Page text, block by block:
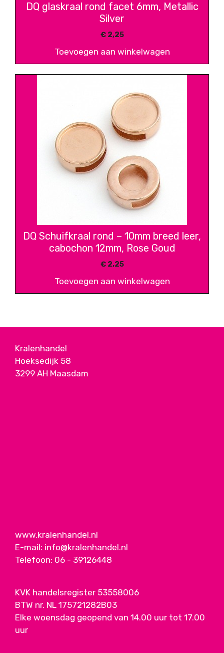
DQ glaskraal rond facet 6mm, Metallic
Silver
€2,25
Toevoegen aan winkelwagen
DQ Schuifkraal rond – 10mm breed leer,
cabochon 12mm, Rose Goud
€2,25
Toevoegen aan winkelwagen
Kralenhandel
Hoeksedijk 58
3299 AH Maasdam
www.kralenhandel.nl
E-mail: info@kralenhandel.nl
Telefoon: 06 - 39126448
KVK handelsregister 53558006
BTW nr. NL 175721282B03
Elke woensdag geopend van 14.00 uur tot 17.00
uur